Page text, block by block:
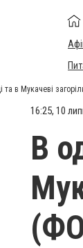
та в Мукачеві
16:25, 10
В